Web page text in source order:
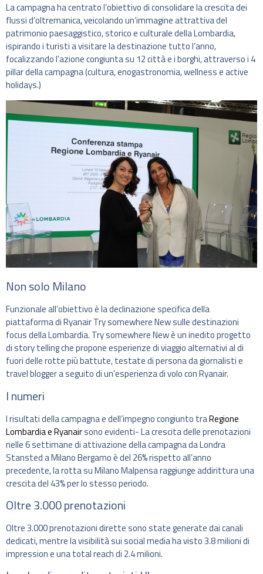
La campagna ha centrato l’obiettivo di consolidare la crescita dei
flussi d’oltremanica, veicolando un’immagine attrattiva del
patrimonio paesaggistico, storico e culturale della Lombardia,
ispirando i turisti a visitare la destinazione tutto l’anno,
focalizzando l’azione congiunta su 12 città e i borghi, attraverso i 4
pillar della campagna (cultura, enogastronomia, wellness e active
holidays.)
Non solo Milano
Funzionale all’obiettivo è la declinazione specifica della
piattaforma di Ryanair Try somewhere New sulle destinazioni
focus della Lombardia. Try somewhere New è un inedito progetto
di story telling che propone esperienze di viaggio alternativi al di
fuori delle rotte più battute, testate di persona da giornalisti e
travel blogger a seguito di un’esperienza di volo con Ryanair.
I numeri
I risultati della campagna e dell’impegno congiunto traRegione
Lombardia e Ryanairsono evidenti- La crescita delle prenotazioni
nelle 6 settimane di attivazione della campagna da Londra
Stansted a Milano Bergamo è del 26% rispetto all’anno
precedente, la rotta su Milano Malpensa raggiunge addirittura una
crescita del 43% per lo stesso periodo.
Oltre 3.000 prenotazioni
Oltre 3.000 prenotazioni dirette sono state generate dai canali
dedicati, mentre la visibilità sui social media ha visto 3.8 milioni di
impression e una total reach di 2.4 milioni.